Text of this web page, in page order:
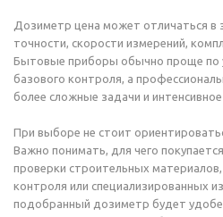
Дозиметр цена может отличаться в
точности, скорости измерений,
Бытовые приборы обычно проще по
базового контроля, а
более сложные задачи и интенсивное
При выборе не стоит
Важно понимать, для чего
проверки строительных
контроля или специализированных
подобранный дозиметр будет